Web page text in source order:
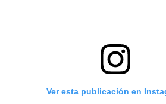
Ver esta publicación en